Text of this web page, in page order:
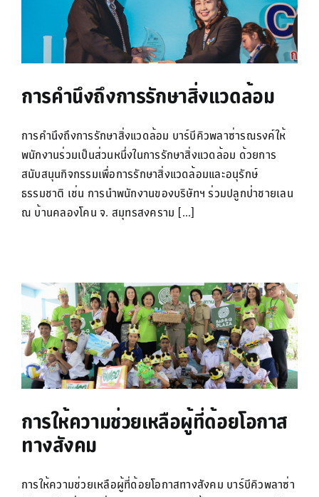
การคำนึงถึงการรักษาสิ่งแวดล้อม
การคำนึงถึงการรักษาสิ่งแวดล้อม บาร์บีคิวพลาซ่ารณรงค์ให้
พนักงานร่วมเป็นส่วนหนึ่งในการรักษาสิ่งแวดล้อม ด้วยการ
สนับสนุนกิจกรรมเพื่อการรักษาสิ่งแวดล้อมและอนุรักษ์
ธรรมชาติ เช่น การนำพนักงานของบริษัทฯ ร่วมปลูกป่าชายเลน
ณ บ้านคลองโคน จ. สมุทรสงคราม [...]
การให้ความช่วยเหลือผู้ที่ด้อยโอกาส
ทางสังคม
การให้ความช่วยเหลือผู้ที่ด้อยโอกาสทางสังคม บาร์บีคิวพลาซ่า